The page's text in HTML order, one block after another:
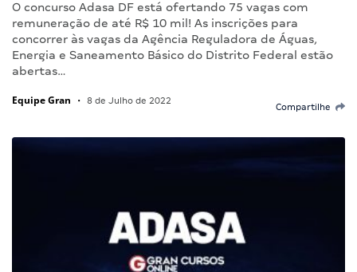
O concurso Adasa DF está ofertando 75 vagas com
remuneração de até R$ 10 mil! As inscrições para
concorrer às vagas da Agência Reguladora de Águas,
Energia e Saneamento Básico do Distrito Federal estão
abertas…
Equipe Gran • 8 de Julho de 2022
Compartilhe